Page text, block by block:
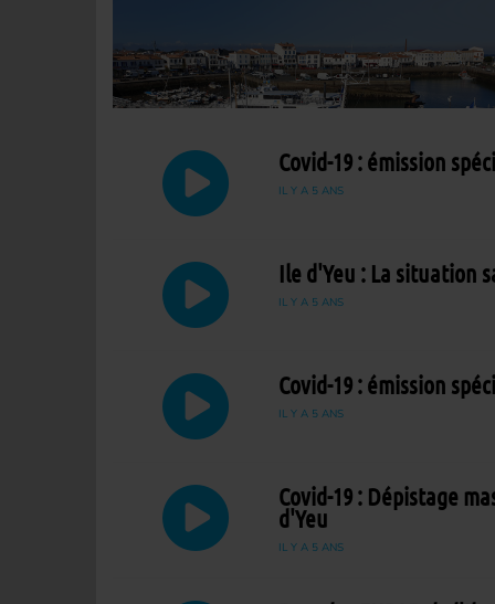
Covid-19 : émission
IL Y A 5 ANS
Ile d'Yeu : La situation
IL Y A 5 ANS
Covid-19 : émission
IL Y A 5 ANS
Covid-19 : Dépistage
d'Yeu
IL Y A 5 ANS